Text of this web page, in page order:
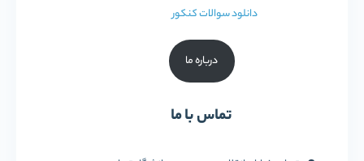
دانلود سوالات کنکور
درباره ما
تماس با ما